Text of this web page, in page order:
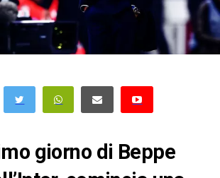
giorno di Beppe